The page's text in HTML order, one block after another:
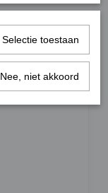
Selectie toestaan
Nee, niet akkoord